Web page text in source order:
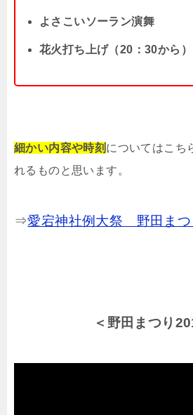
よさこいソーラン演舞
花火打ち上げ（20：30から）
細かい内容や時刻 についてはこち
れるものと思います。
⇒愛宕神社例大祭 野田まつ
＜野田まつり